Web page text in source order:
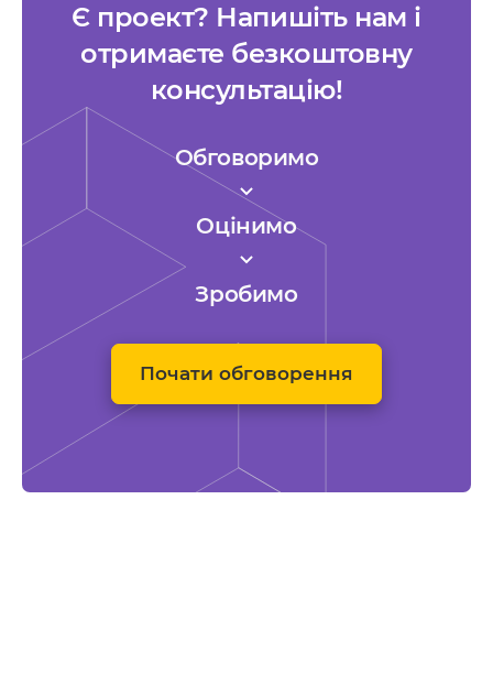
Є проект? Напишіть нам і
отримаєте безкоштовну
консультацію!
Обговоримо
Оцінимо
Зробимо
Почати обговорення